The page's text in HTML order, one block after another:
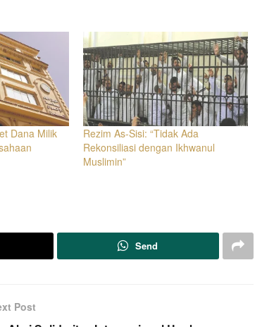
Dana Milik
Rezim As-Sisi: “Tidak Ada
Rekonsiliasi dengan Ikhwanul
Muslimin”
Send
Post